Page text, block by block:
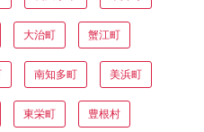
大治町 蟹江町
南知多町 美浜町
東栄町 豊根村